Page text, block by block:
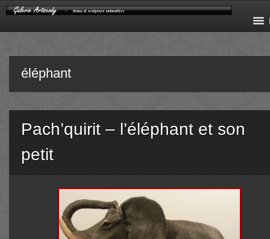
éléphant
Pach’quirit – l’éléphant et son
petit